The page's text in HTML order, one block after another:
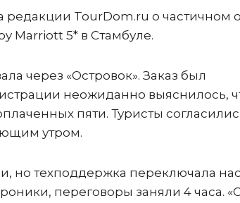
редакции TourDom.ru о частичном
Marriott 5* в Стамбуле.
через «Островок». Заказ был
неожиданно выяснилось,
пяти. Туристы
утром.
но техподдержка переключала
переговоры заняли 4 часа.